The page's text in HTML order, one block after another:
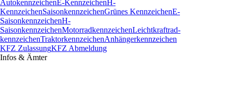
AutokennzeichenE-KennzeichenH-
KennzeichenSaisonkennzeichenGrünes KennzeichenE-
SaisonkennzeichenH-
SaisonkennzeichenMotorradkennzeichenLeichtkraftrad­
kennzeichenTraktorkennzeichenAnhängerkennzeichen
KFZ ZulassungKFZ Abmeldung
Infos & Ämter